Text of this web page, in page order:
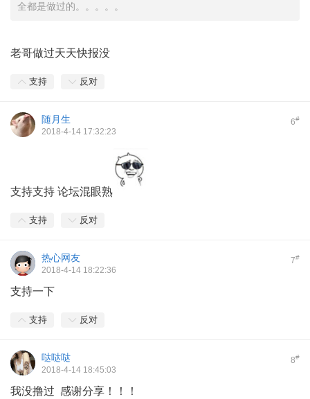
全都是做过的。。。。。
老哥做过天天快报没
支持 反对
6#
随月生
2018-4-14 17:32:23
支持支持 论坛混眼熟
支持 反对
7#
热心网友
2018-4-14 18:22:36
支持一下
支持 反对
8#
哒哒哒
2018-4-14 18:45:03
我没撸过 感谢分享！！！